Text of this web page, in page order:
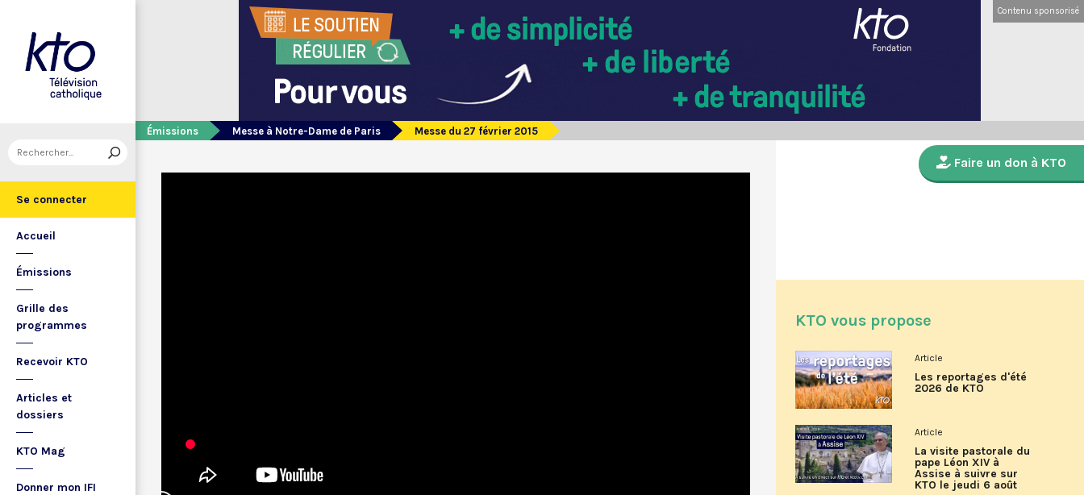
Se connecter
Accueil
Émissions
Grille des
programmes
Recevoir KTO
Articles et
dossiers
KTO Mag
Donner mon IFI
Contenu sponsorisé
Émissions Messe à Notre-Dame de Paris Messe du 27 février 2015
Faire un don à KTO
KTO vous propose
Article
Les reportages d'été
2026 de KTO
Article
La visite pastorale du
pape Léon XIV à
Assise à suivre sur
KTO le jeudi 6 août